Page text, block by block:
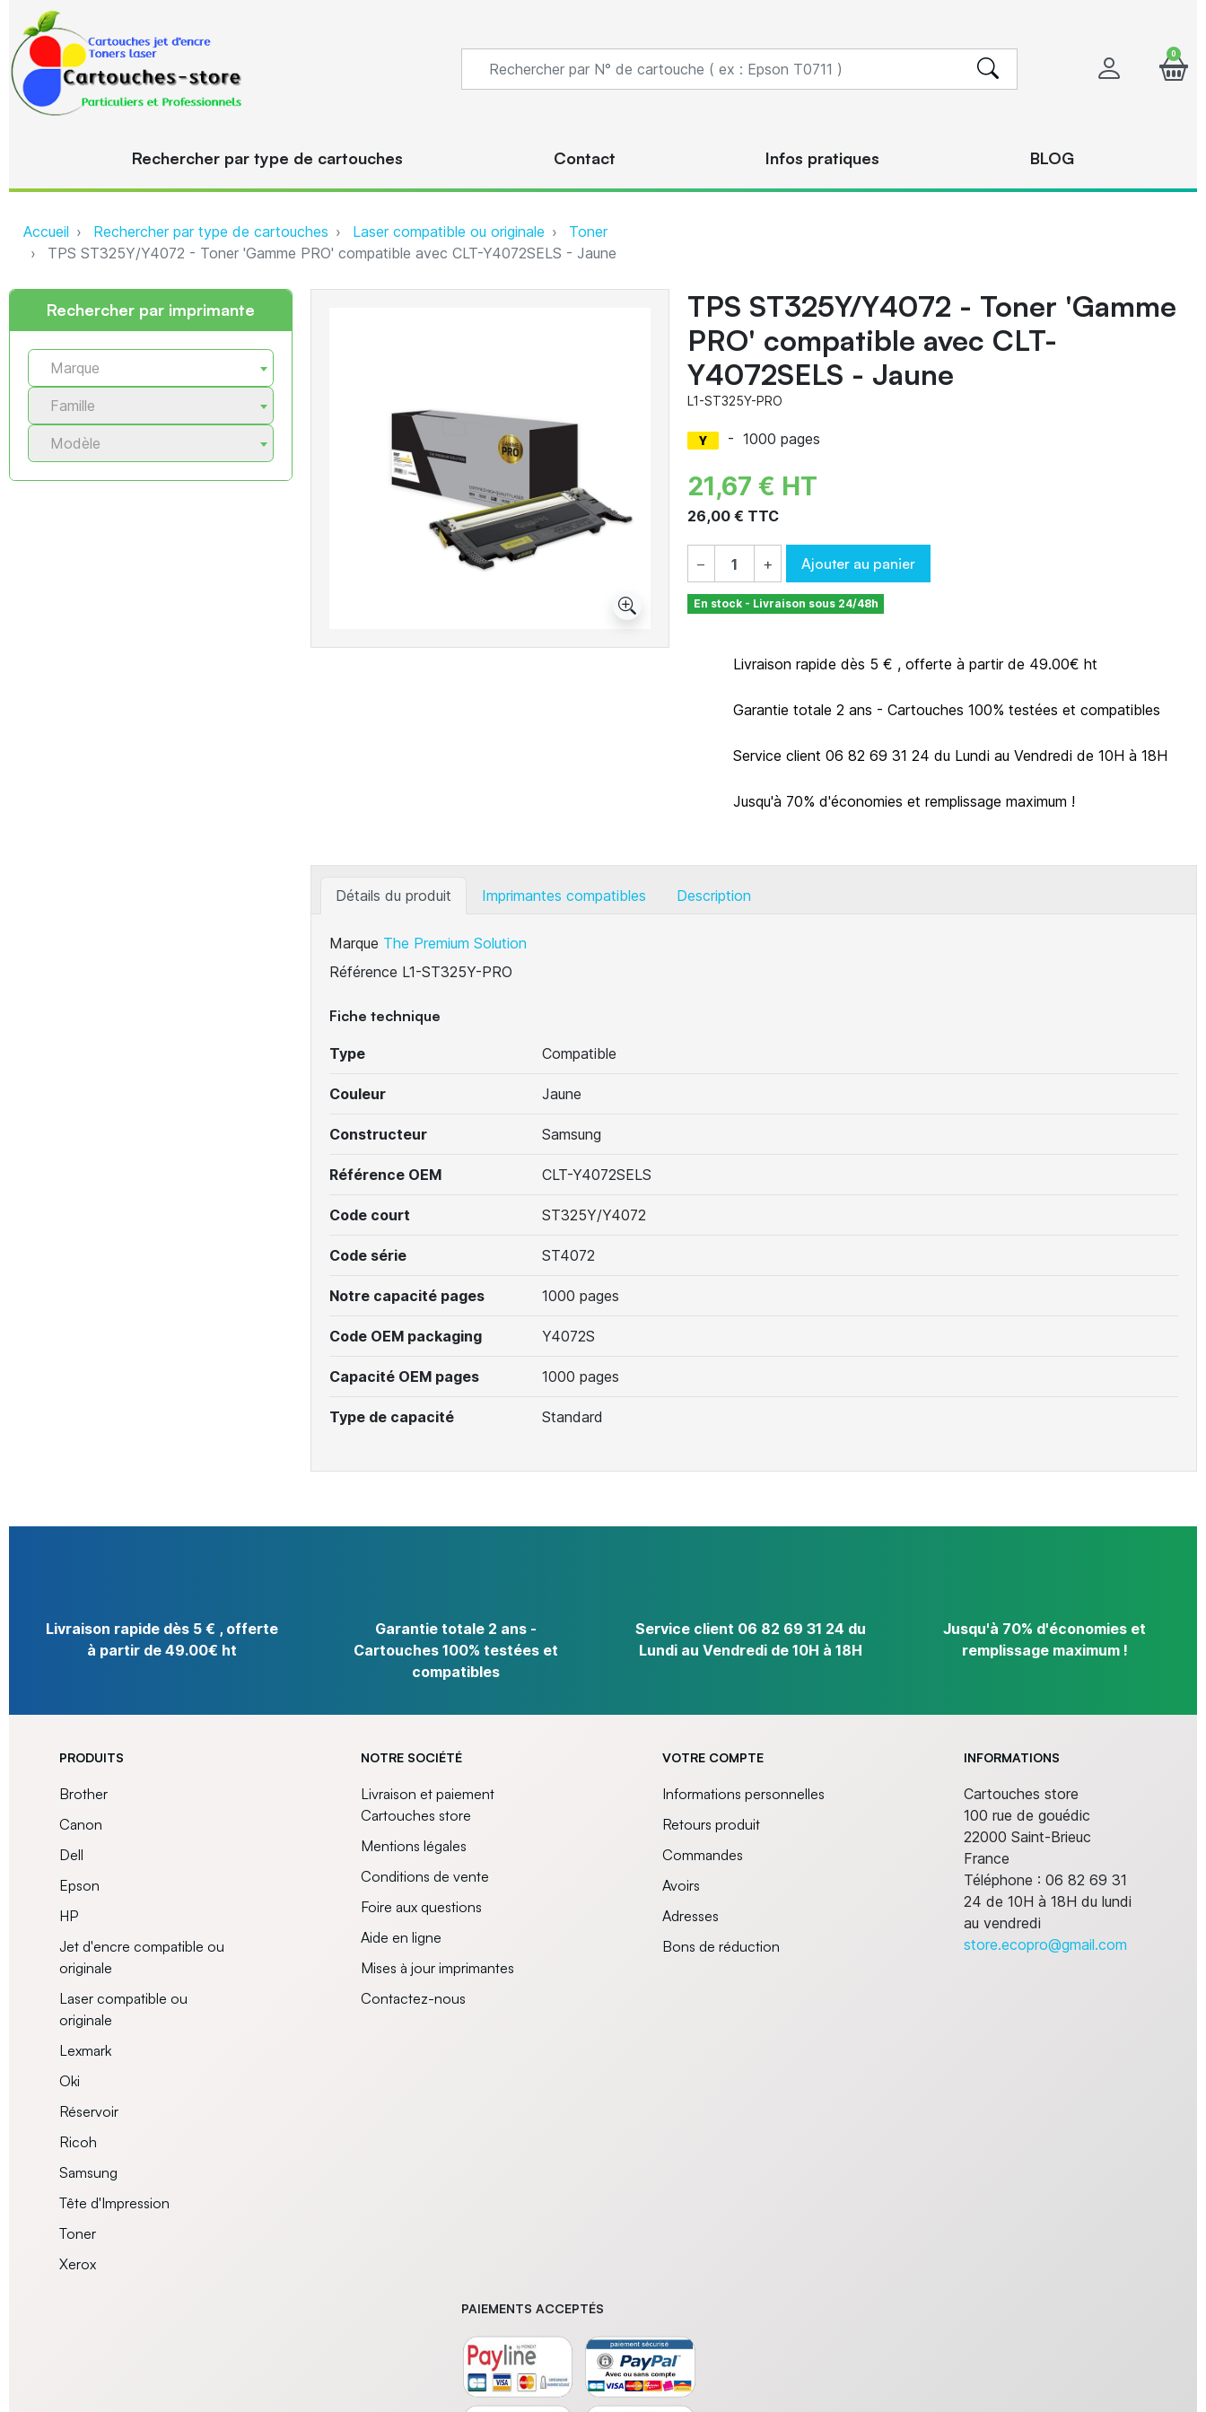
0
Rechercher par type de cartouches Contact Infos pratiques BLOG
Accueil Rechercher par type de cartouches Laser compatible ou originale
Toner
TPS ST325Y/Y4072 - Toner 'Gamme PRO' compatible avec CLT-Y4072SELS - Jaune
Rechercher par imprimante
Marque
Famille
Modèle
TPS ST325Y/Y4072 - Toner 'Gamme
PRO' compatible avec CLT-
Y4072SELS - Jaune
L1-ST325Y-PRO
- 1000 pages
21,67 € HT
26,00 € TTC
− + Ajouter au panier
En stock - Livraison sous 24/48h
Livraison rapide dès 5 € , offerte à partir de 49.00€ ht
Garantie totale 2 ans - Cartouches 100% testées et compatibles
Service client 06 82 69 31 24 du Lundi au Vendredi de 10H à 18H
Jusqu'à 70% d'économies et remplissage maximum !
Détails du produit Imprimantes compatibles Description
Marque The Premium Solution
Référence L1-ST325Y-PRO
Fiche technique
Type Compatible
Couleur Jaune
Constructeur Samsung
Référence OEM CLT-Y4072SELS
Code court ST325Y/Y4072
Code série ST4072
Notre capacité pages 1000 pages
Code OEM packaging Y4072S
Capacité OEM pages 1000 pages
Type de capacité Standard
Livraison rapide dès 5 € , offerte
à partir de 49.00€ ht
Garantie totale 2 ans -
Cartouches 100% testées et
compatibles
Service client 06 82 69 31 24 du
Lundi au Vendredi de 10H à 18H
Jusqu'à 70% d'économies et
remplissage maximum !
PRODUITS
Brother
Canon
Dell
Epson
HP
Jet d'encre compatible ou
originale
Laser compatible ou
originale
Lexmark
Oki
Réservoir
Ricoh
Samsung
Tête d'Impression
Toner
Xerox
NOTRE SOCIÉTÉ
Livraison et paiement
Cartouches store
Mentions légales
Conditions de vente
Foire aux questions
Aide en ligne
Mises à jour imprimantes
Contactez-nous
VOTRE COMPTE
Informations personnelles
Retours produit
Commandes
Avoirs
Adresses
Bons de réduction
INFORMATIONS
Cartouches store
100 rue de gouédic
22000 Saint-Brieuc
France
Téléphone : 06 82 69 31
24 de 10H à 18H du lundi
au vendredi
store.ecopro@gmail.com
PAIEMENTS ACCEPTÉS